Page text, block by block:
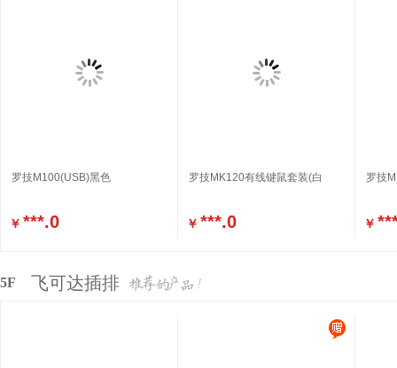
罗技M100(USB)黑色
￥ ***.0
罗技MK120有线键鼠套装(白
￥ ***.0
罗技
￥
5F 飞可达插排